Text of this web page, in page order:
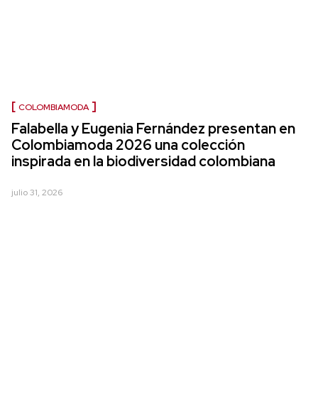
COLOMBIAMODA
Falabella y Eugenia Fernández presentan en
Colombiamoda 2026 una colección
inspirada en la biodiversidad colombiana
julio 31, 2026